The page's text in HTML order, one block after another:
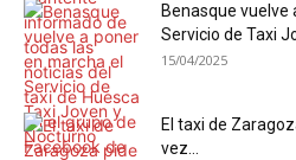
Benasque vuelve
Servicio de Taxi
15/04/2025
El taxi de
vez...